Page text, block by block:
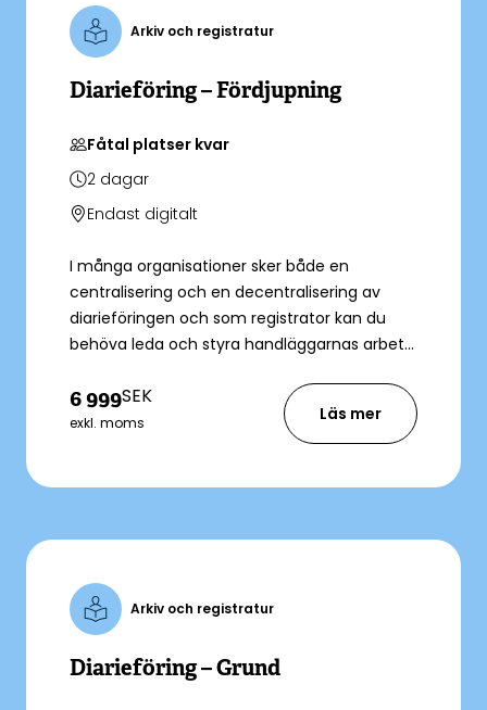
Arkiv och registratur
Diarieföring – Fördjupning
Fåtal platser kvar
2 dagar
Endast digitalt
I många organisationer sker både en
centralisering och en decentralisering av
diarieföringen och som registrator kan du
behöva leda och styra handläggarnas arbete
är till fördel. Under utbildningen får du
fördjupa dina kunskaper inom diarieföring
och bli ännu säkrare i din registratorsroll. Som
6 999SEK
exkl. moms Läs mer
Arkiv och registratur
Diarieföring – Grund